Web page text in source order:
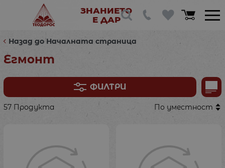
ЗНАНИЕТО
Е ДАР
Назад до Началната страница
Егмонт
ФИЛТРИ
57 Продукта По уместност